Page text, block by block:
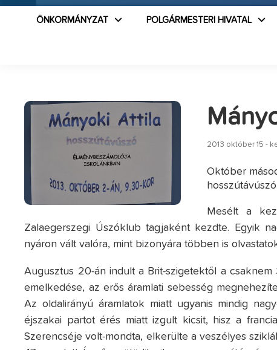
ÖNKORMÁNYZAT POLGÁRMESTERI HIVATAL
2013 október 15 -
Október
hosszútávúszó.
Mesélt a
Zalaegerszegi Úszóklub tagjaként kezdte. Egyik
nyáron vált valóra, mint bizonyára többen is
Augusztus 20-án indult a Brit-szigetektől a
emelkedése, az erős áramlati sebesség
Az oldalirányú áramlatok miatt ugyanis mindig
éjszakai partot érés miatt izgult kicsit, hisz a
Szerencséje volt-mondta, elkerülte a veszélyes